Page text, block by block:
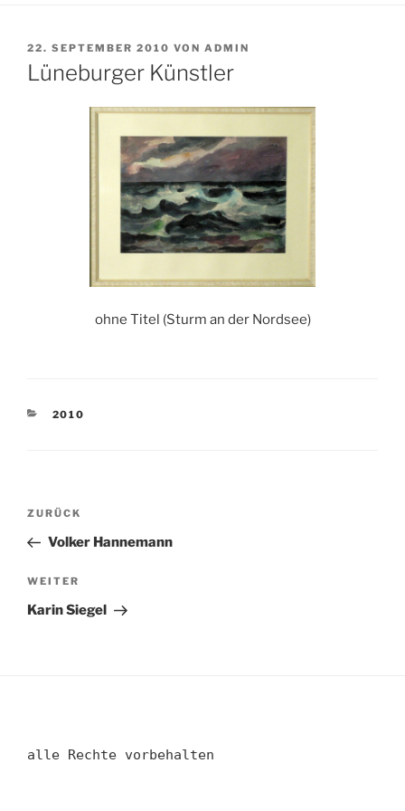
VERÖFFENTLICHT
AM
22. SEPTEMBER 2010 VON ADMIN
Lüneburger Künstler
ohne Titel (Sturm an der Nordsee)
KATEGORIEN
2010
Beitragsnavigation
Vorheriger
Beitrag
ZURÜCK
Volker Hannemann
Nächster
Beitrag
WEITER
Karin Siegel
alle Rechte vorbehalten